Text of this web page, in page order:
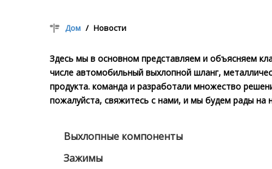
Дом / Новости
Здесь мы в основном представляем и объясняем
числе автомобильный выхлопной шланг,
продукта. команда и разработали множество
пожалуйста, свяжитесь с нами, и мы будем рады на
Выхлопные компоненты
Зажимы